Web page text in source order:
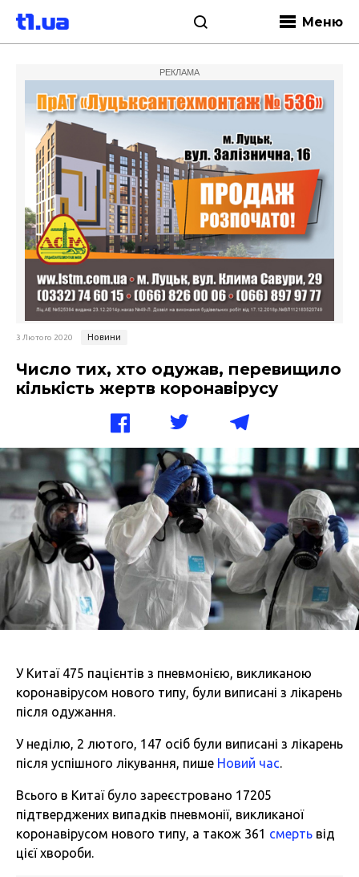
Меню
РЕКЛАМА
3 Лютого 2020 Новини
Число тих, хто одужав, перевищило
кількість жертв коронавірусу
У Китаї 475 пацієнтів з пневмонією, викликаною
коронавірусом нового типу, були виписані з лікарень
після одужання.
У неділю, 2 лютого, 147 осіб були виписані з лікарень
після успішного лікування, пише Новий час.
Всього в Китаї було зареєстровано 17205
підтверджених випадків пневмонії, викликаної
коронавірусом нового типу, а також 361 смерть від
цієї хвороби.